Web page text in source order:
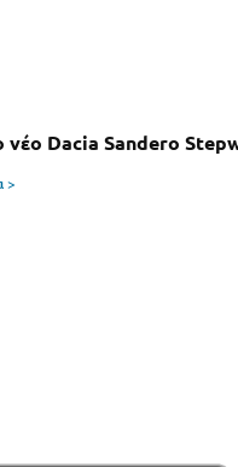
νέο Dacia Sandero
>